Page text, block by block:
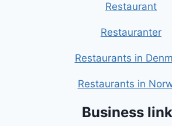
Restaurant
Restauranter
Restaurants in
Restaurants in
Business